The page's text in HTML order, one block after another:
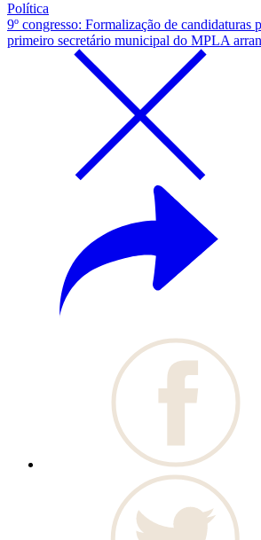
Política
9º congresso: Formalização de candidaturas
primeiro secretário municipal do MPLA